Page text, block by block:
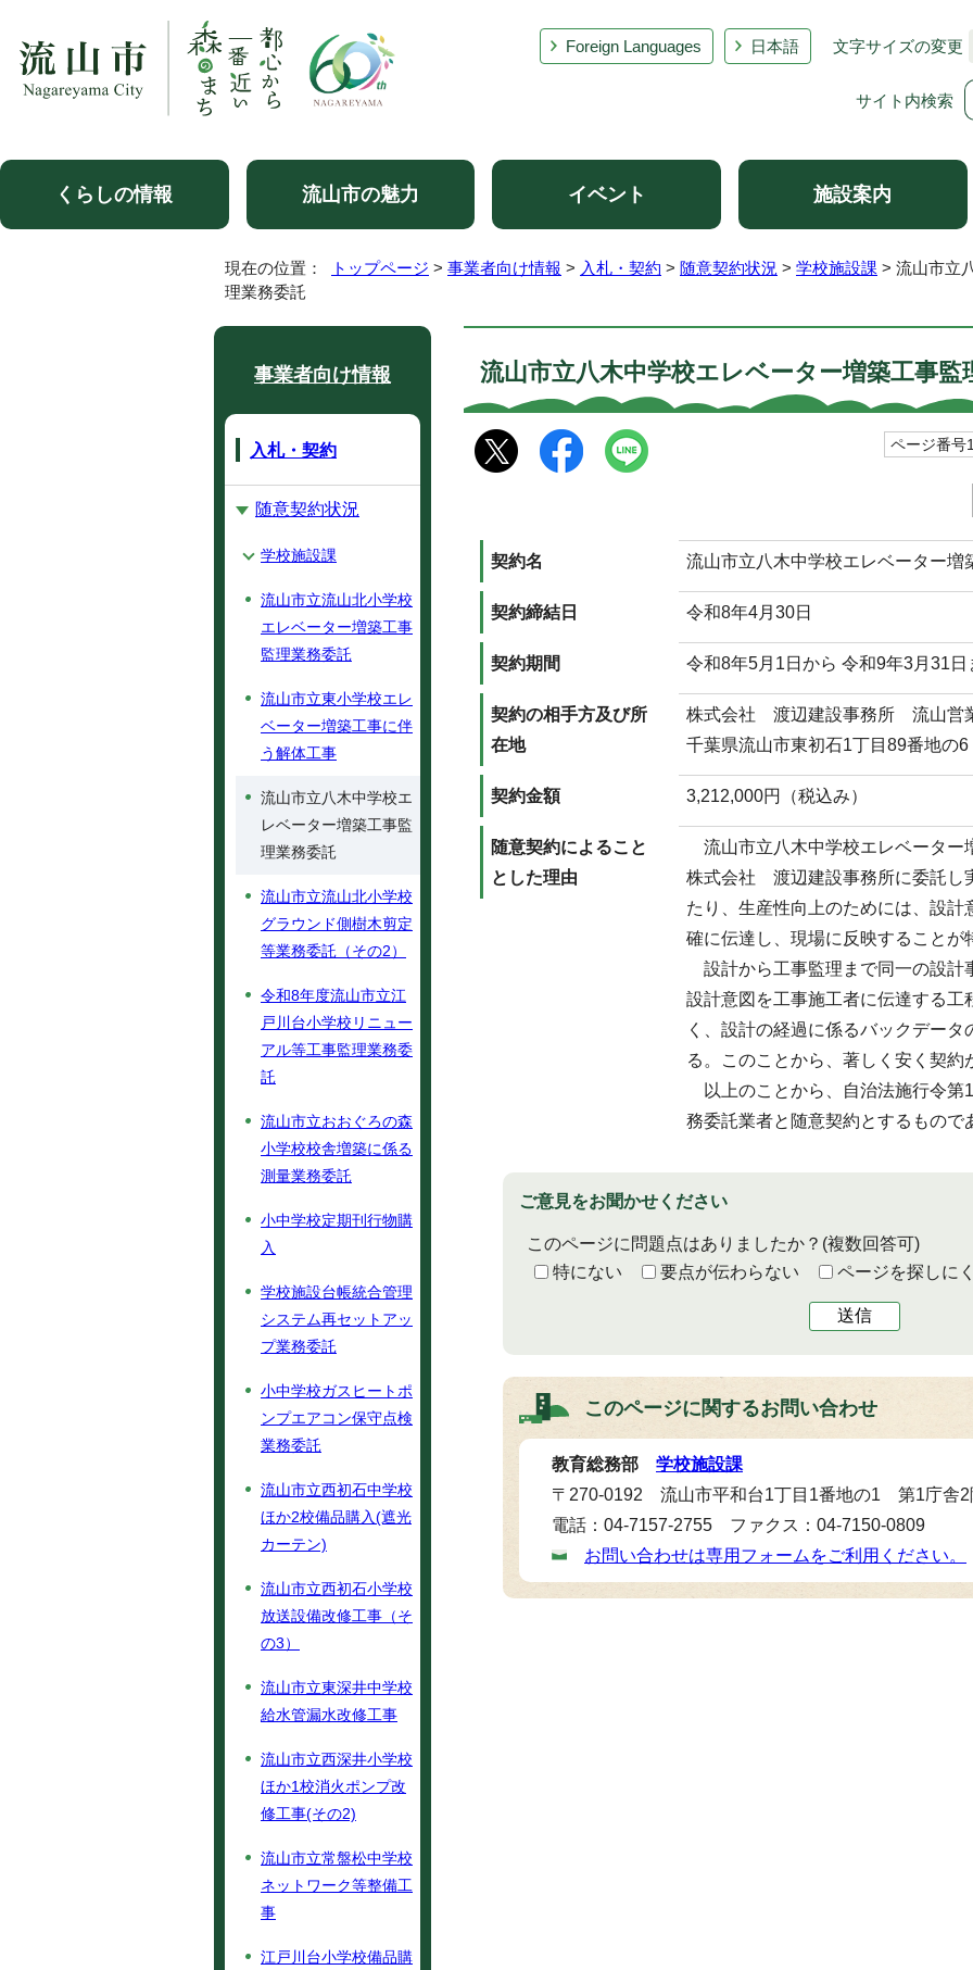
Foreign Languages 日本語 文字サイズの変更
サイト内検索
くらしの情報 流山市の魅力 イベント 施設案内
現在の位置： トップページ > 事業者向け情報 > 入札・契約 > 随意契約状況 > 学校施設課 > 流山市立
理業務委託
流山市立八木中学校エレベーター増築工事監
ページ番号
契約名 流山市立八木中学校エレベーター増
契約締結日 令和8年4月30日
契約期間 令和8年5月1日から 令和9年3月31日
契約の相手方及び所
在地
株式会社 渡辺建設事務所 流山
千葉県流山市東初石1丁目89番地の6
契約金額 3,212,000円（税込み）
随意契約によること
とした理由
流山市立八木中学校エレベーター
株式会社 渡辺建設事務所に委託し
たり、生産性向上のためには、設
確に伝達し、現場に反映することが
設計から工事監理まで同一の設計
設計意図を工事施工者に伝達する工
く、設計の経過に係るバックデー
る。このことから、著しく安く契約
以上のことから、自治法施行令第
務委託業者と随意契約とするもので
ご意見をお聞かせください
このページに問題点はありましたか？ (複数回答可)
特にない
要点が伝わらない ページを探しに
送信
このページに関するお問い合わせ
教育総務部 学校施設課
〒270-0192 流山市平和台1丁目1番地の1 第1庁舎2
電話：04-7157-2755 ファクス：04-7150-0809
お問い合わせは専用フォームをご利用ください。
事業者向け情報
入札・契約
随意契約状況
学校施設課
流山市立流山北小学校
エレベーター増築工事
監理業務委託
流山市立東小学校エレ
ベーター増築工事に伴
う解体工事
流山市立八木中学校エ
レベーター増築工事監
理業務委託
流山市立流山北小学校
グラウンド側樹木剪定
等業務委託（その2）
令和8年度流山市立江
戸川台小学校リニュー
アル等工事監理業務委
託
流山市立おおぐろの森
小学校校舎増築に係る
測量業務委託
小中学校定期刊行物購
入
学校施設台帳統合管理
システム再セットアッ
プ業務委託
小中学校ガスヒートポ
ンプエアコン保守点検
業務委託
流山市立西初石中学校
ほか2校備品購入(遮光
カーテン)
流山市立西初石小学校
放送設備改修工事（そ
の3）
流山市立東深井中学校
給水管漏水改修工事
流山市立西深井小学校
ほか1校消火ポンプ改
修工事(その2)
流山市立常盤松中学校
ネットワーク等整備工
事
江戸川台小学校備品購